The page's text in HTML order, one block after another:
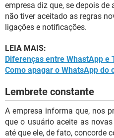
empresa diz que, se depois
não tiver aceitado as regras
ligações e notificações.
LEIA MAIS:
Diferenças entre WhastApp e
Como apagar o WhatsApp do
Lembrete constante
A empresa informa que, nos
que o usuário aceite as
até que ele, de fato, concorde